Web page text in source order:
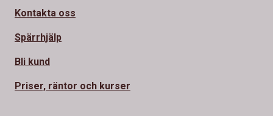
Kontakta oss
Spärrhjälp
Bli kund
Priser, räntor och kurser